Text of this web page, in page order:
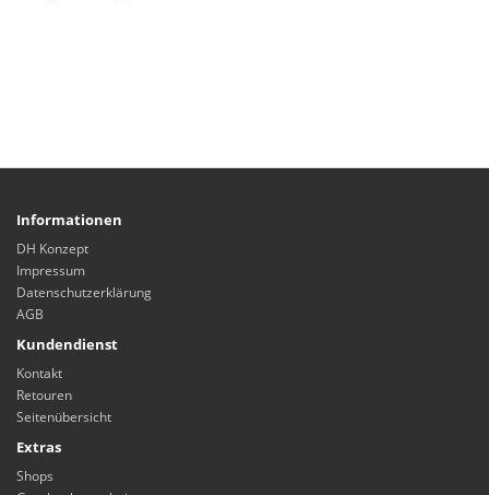
Informationen
DH Konzept
Impressum
Datenschutzerklärung
AGB
Kundendienst
Kontakt
Retouren
Seitenübersicht
Extras
Shops